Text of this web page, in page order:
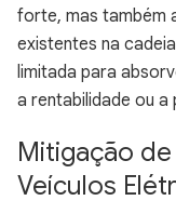
forte, mas também
existentes na
limitada para
a rentabilidade ou
Mitigação
Veículos